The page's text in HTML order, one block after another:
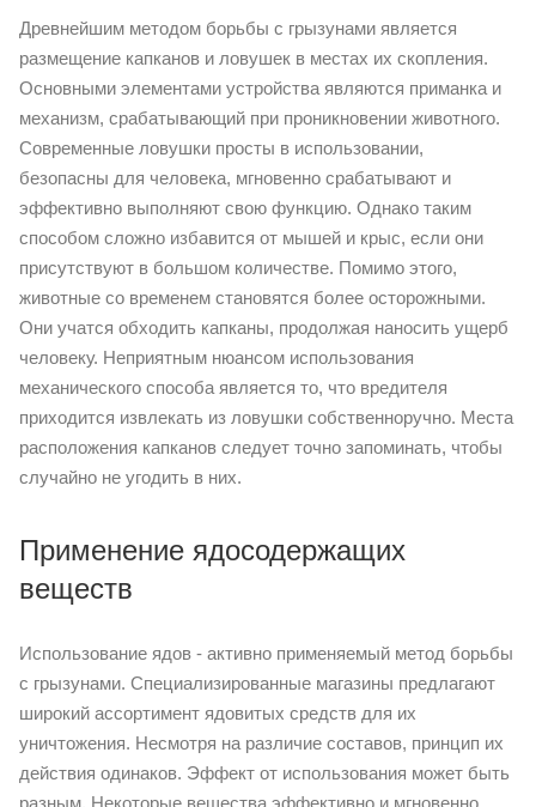
Древнейшим методом борьбы с грызунами является
размещение капканов и ловушек в местах их скопления.
Основными элементами устройства являются приманка и
механизм, срабатывающий при проникновении животного.
Современные ловушки просты в использовании,
безопасны для человека, мгновенно срабатывают и
эффективно выполняют свою функцию. Однако таким
способом сложно избавится от мышей и крыс, если они
присутствуют в большом количестве. Помимо этого,
животные со временем становятся более осторожными.
Они учатся обходить капканы, продолжая наносить ущерб
человеку. Неприятным нюансом использования
механического способа является то, что вредителя
приходится извлекать из ловушки собственноручно. Места
расположения капканов следует точно запоминать, чтобы
случайно не угодить в них.
Применение ядосодержащих
веществ
Использование ядов - активно применяемый метод борьбы
с грызунами. Специализированные магазины предлагают
широкий ассортимент ядовитых средств для их
уничтожения. Несмотря на различие составов, принцип их
действия одинаков. Эффект от использования может быть
разным. Некоторые вещества эффективно и мгновенно